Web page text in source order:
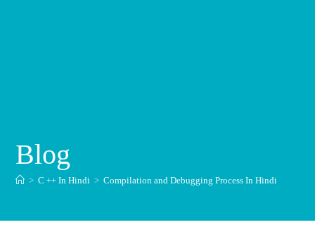
Blog
> C ++ In Hindi > Compilation and Debugging Process In Hindi